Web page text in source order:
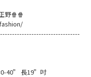
野🍿🍿
40” 長19”吋